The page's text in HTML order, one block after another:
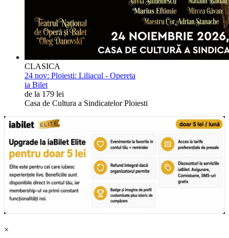
CLASICA
24 nov: Ploiesti: Liliacul - Opereta
ia Bilet
de la 179 lei
Casa de Cultura a Sindicatelor Ploiesti
×